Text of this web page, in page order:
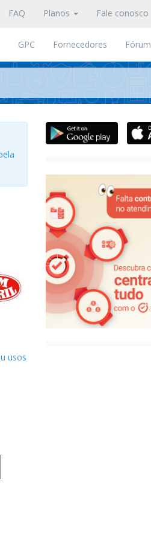
FAQ Planos Fale conosco
GPC Fornecedores Fórum
usos